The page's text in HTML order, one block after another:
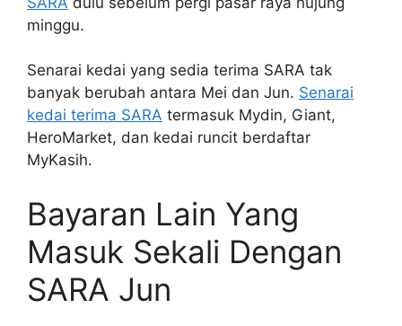
minggu.
Senarai kedai yang sedia terima SARA tak
banyak berubah antara Mei dan Jun. Senarai
kedai terima SARA termasuk Mydin, Giant,
HeroMarket, dan kedai runcit berdaftar
MyKasih.
Bayaran Lain Yang
Masuk Sekali Dengan
SARA Jun